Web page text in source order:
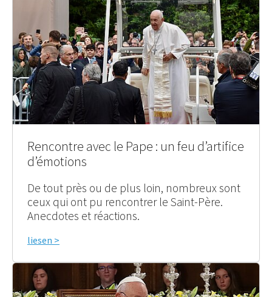
Rencontre avec le Pape : un feu d’artifice
d’émotions
De tout près ou de plus loin, nombreux sont
ceux qui ont pu rencontrer le Saint-Père.
Anecdotes et réactions.
liesen >